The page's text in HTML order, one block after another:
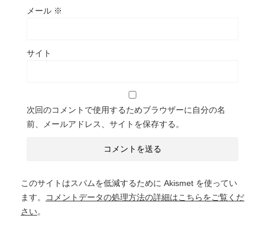
メール ※
サイト
次回のコメントで使用するためブラウザーに自分の名
前、メールアドレス、サイトを保存する。
このサイトはスパムを低減するために Akismet を使ってい
ます。
コメントデータの処理方法の詳細はこちらをご覧くだ
さい。